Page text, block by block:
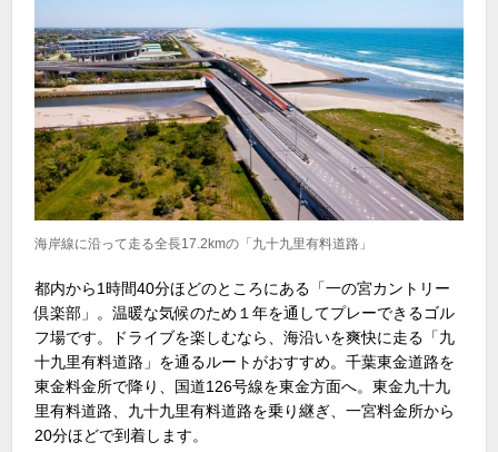
海岸線に沿って走る全長17.2kmの「九十九里有料道路」
都内から1時間40分ほどのところにある「一の宮カントリー
倶楽部」。温暖な気候のため１年を通してプレーできるゴル
フ場です。ドライブを楽しむなら、海沿いを爽快に走る「九
十九里有料道路」を通るルートがおすすめ。千葉東金道路を
東金料金所で降り、国道126号線を東金方面へ。東金九十九
里有料道路、九十九里有料道路を乗り継ぎ、一宮料金所から
20分ほどで到着します。